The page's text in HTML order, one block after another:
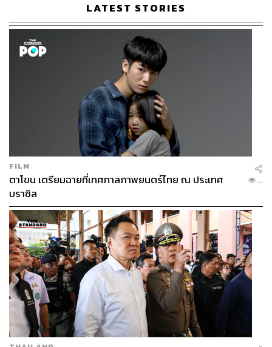
LATEST STORIES
FILM
ตาโขน เตรียมฉายที่เทศกาลภาพยนตร์ไทย ณ ประเทศ
บราซิล
...